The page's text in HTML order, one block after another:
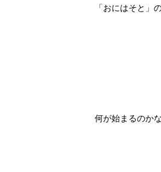
「おにはそと」
何が始まるのか